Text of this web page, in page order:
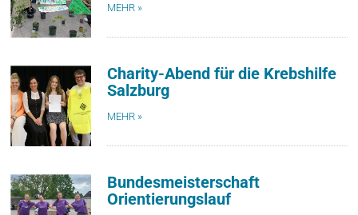
MEHR »
Charity-Abend für die Krebshilfe
Salzburg
MEHR »
Bundesmeisterschaft
Orientierungslauf